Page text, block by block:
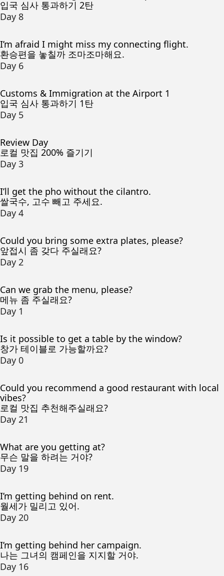
입국 심사 통과하기 2탄
Day 8
I’m afraid I might miss my connecting flight.
환승편을 놓칠까 조마조마해요.
Day 6
Customs & Immigration at the Airport 1
입국 심사 통과하기 1탄
Day 5
Review Day
로컬 맛집 200% 즐기기
Day 3
I’ll get the pho without the cilantro.
쌀국수, 고수 빼고 주세요.
Day 4
Could you bring some extra plates, please?
앞접시 좀 갖다 주실래요?
Day 2
Can we grab the menu, please?
메뉴 좀 주실래요?
Day 1
Is it possible to get a table by the window?
창가 테이블로 가능할까요?
Day 0
Could you recommend a good restaurant with local
vibes?
로컬 맛집 추천해주실래요?
Day 21
What are you getting at?
무슨 말을 하려는 거야?
Day 19
I’m getting behind on rent.
월세가 밀리고 있어.
Day 20
I’m getting behind her campaign.
나는 그녀의 캠페인을 지지할 거야.
Day 16